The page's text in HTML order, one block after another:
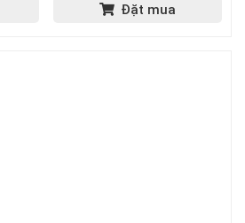
Đặt mua